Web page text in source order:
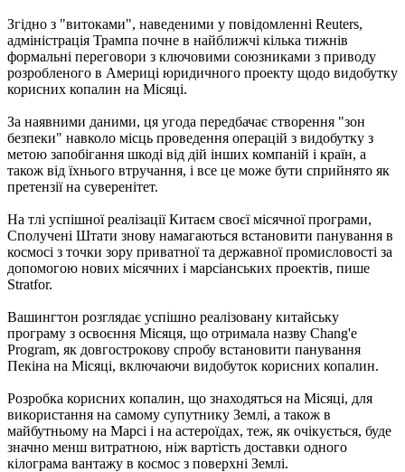
Згідно з "витоками", наведеними у повідомленні Reuters,
адміністрація Трампа почне в найближчі кілька тижнів
формальні переговори з ключовими союзниками з приводу
розробленого в Америці юридичного проекту щодо видобутку
корисних копалин на Місяці.
За наявними даними, ця угода передбачає створення "зон
безпеки" навколо місць проведення операцій з видобутку з
метою запобігання шкоді від дій інших компаній і країн, а
також від їхнього втручання, і все це може бути сприйнято як
претензії на суверенітет.
На тлі успішної реалізації Китаєм своєї місячної програми,
Сполучені Штати знову намагаються встановити панування в
космосі з точки зору приватної та державної промисловості за
допомогою нових місячних і марсіанських проектів, пише
Stratfor.
Вашингтон розглядає успішно реалізовану китайську
програму з освоєння Місяця, що отримала назву Chang'e
Program, як довгострокову спробу встановити панування
Пекіна на Місяці, включаючи видобуток корисних копалин.
Розробка корисних копалин, що знаходяться на Місяці, для
використання на самому супутнику Землі, а також в
майбутньому на Марсі і на астероїдах, теж, як очікується, буде
значно менш витратною, ніж вартість доставки одного
кілограма вантажу в космос з поверхні Землі.